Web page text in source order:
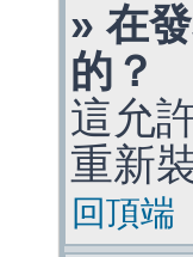
» 在
的？
這允
重新
回頂端